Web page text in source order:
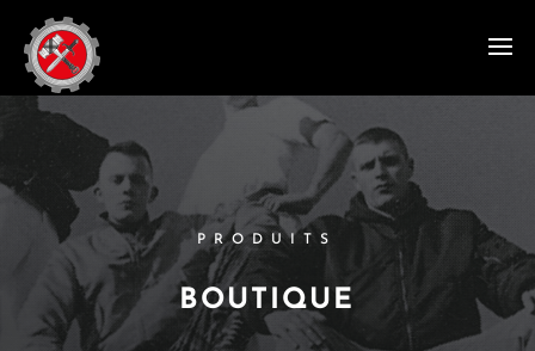
PRODUITS
BOUTIQUE